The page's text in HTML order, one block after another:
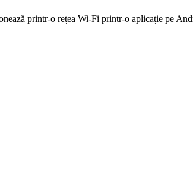
printr-o rețea Wi-Fi printr-o aplicație pe